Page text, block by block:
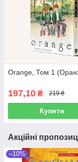
Orange, Том 1
197,10 ₴ 219 ₴
Купити
Акційні
–10%